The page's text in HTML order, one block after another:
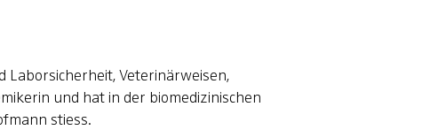
Laborsicherheit, Veterinärweisen,
und hat in der biomedizinischen
stiess.